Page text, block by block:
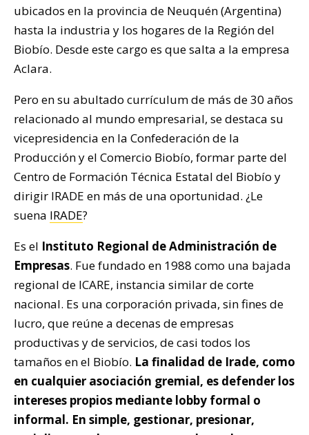
ubicados en la provincia de Neuquén (Argentina)
hasta la industria y los hogares de la Región del
Biobío. Desde este cargo es que salta a la empresa
Aclara.
Pero en su abultado currículum de más de 30 años
relacionado al mundo empresarial, se destaca su
vicepresidencia en la Confederación de la
Producción y el Comercio Biobío, formar parte del
Centro de Formación Técnica Estatal del Biobío y
dirigir IRADE en más de una oportunidad. ¿Le
suena IRADE?
Es el Instituto Regional de Administración de
Empresas. Fue fundado en 1988 como una bajada
regional de ICARE, instancia similar de corte
nacional. Es una corporación privada, sin fines de
lucro, que reúne a decenas de empresas
productivas y de servicios, de casi todos los
tamaños en el Biobío. La finalidad de Irade, como
en cualquier asociación gremial, es defender los
intereses propios mediante lobby formal o
informal. En simple, gestionar, presionar,